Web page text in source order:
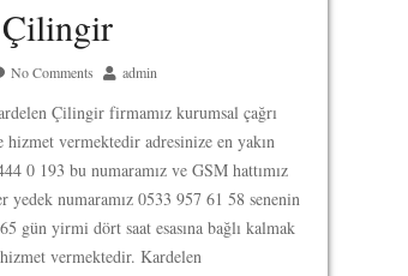
No Comments admin
Çilingir firmamız kurumsal çağrı
hizmet vermektedir adresinize en yakın
0 193 bu numaramız ve GSM hattımız
yedek numaramız 0533 957 61 58 senenin
gün yirmi dört saat esasına bağlı kalmak
vermektedir. Kardelen